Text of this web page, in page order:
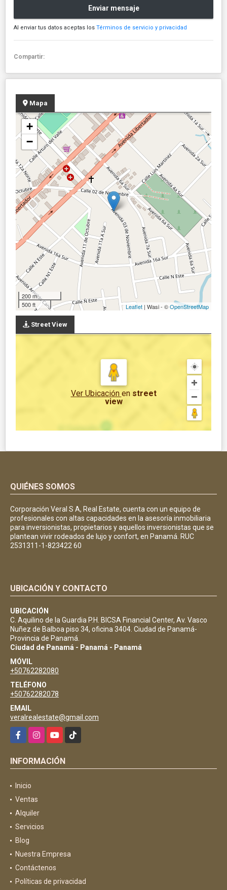
Enviar mensaje
Al enviar tus datos aceptas los Términos de servicio y privacidad
Compartir:
Mapa
+
−
200 m
500 ft
Leaflet | Wasi - ©OpenStreetMap
Street View
Ver Ubicación en street
view
QUIÉNES SOMOS
Corporación Veral S A, Real Estate, cuenta con un equipo de
profesionales con altas capacidades en la asesoría inmobiliaria
para inversionistas, propietarios y aquellos inversionistas que se
plantean vivir rodeados de lujo y confort, en Panamá. RUC
2531311-1-823422 60
UBICACIÓN Y CONTACTO
UBICACIÓN
C. Aquilino de la Guardia P.H. BICSA Financial Center, Av. Vasco
Nuñez de Balboa piso 34, oficina 3404. Ciudad de Panamá-
Provincia de Panamá.
Ciudad de Panamá - Panamá - Panamá
MÓVIL
+50762282080
TELÉFONO
+50762282078
EMAIL
veralrealestate@gmail.com
FacebookInstagramYouTubeTikTok
INFORMACIÓN
Inicio
Ventas
Alquiler
Servicios
Blog
Nuestra Empresa
Contáctenos
Políticas de privacidad